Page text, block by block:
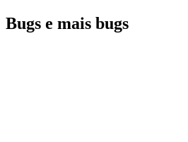
Bugs e mais bugs